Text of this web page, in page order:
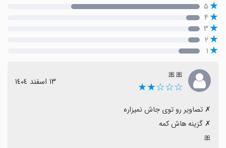
۵
۴
۳
۲
۱
🎀🎀
☆☆☆★★ ١٣ اسفند ١٤٠٤
🎀